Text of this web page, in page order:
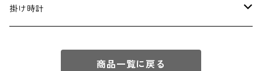
掛け時計
商品一覧に戻る